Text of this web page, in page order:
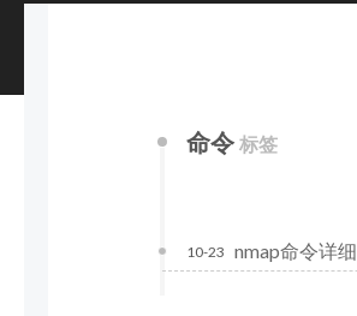
命令 标签
nmap命令详细
10-23